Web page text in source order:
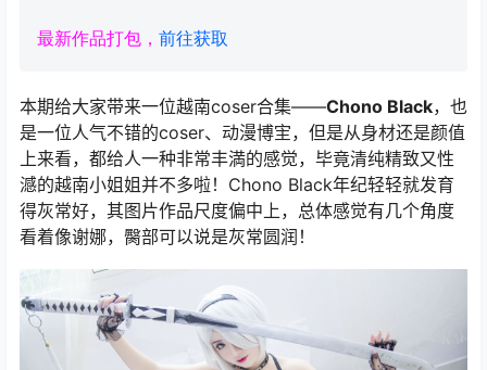
最新作品打包， 前往获取
本期给大家带来一位越南coser合集——Chono Black，也
是一位人气不错的coser、动漫博宔，但是从身材还是颜值
上来看，都给人一种非常丰満的感觉，毕竟清纯精致又性
澸的越南小姐姐并不多啦！Chono Black年纪轻轻就发育
得灰常好，其图片作品尺度偏中上，总体感觉有几个角度
看着像谢娜，臋部可以说是灰常圆润！